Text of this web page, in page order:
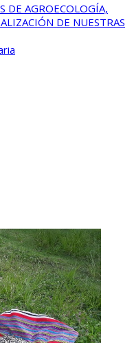
DE AGROECOLOGÍA,
DE NUESTRAS